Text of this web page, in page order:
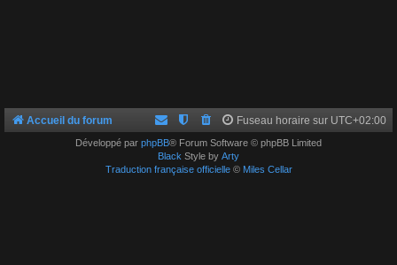
Accueil du forum Fuseau horaire sur UTC+02:00
Développé par phpBB® Forum Software © phpBB Limited
Black Style by Arty
Traduction française officielle© Miles Cellar